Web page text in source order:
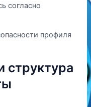
согласно
профиля
структура